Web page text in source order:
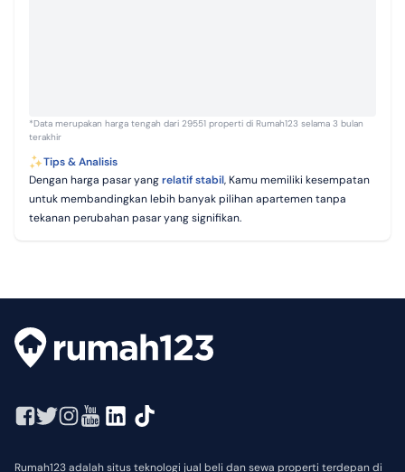
*Data merupakan harga tengah dari 29551 properti di Rumah123 selama 3 bulan
terakhir
Tips & Analisis
Dengan harga pasar yangrelatif stabil, Kamu memiliki kesempatan
untuk membandingkan lebih banyak pilihan apartemen tanpa
tekanan perubahan pasar yang signifikan.
Rumah123 adalah situs teknologi jual beli dan sewa properti terdepan di